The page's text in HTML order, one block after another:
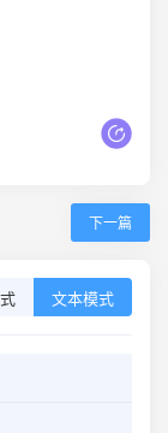
下一篇
文本模式